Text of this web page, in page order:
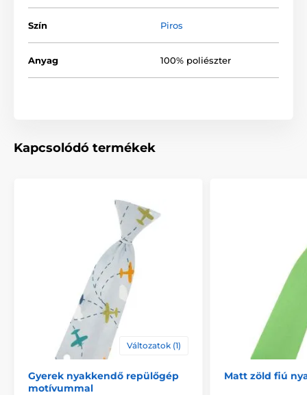
Szín Piros
Anyag 100% poliészter
Kapcsolódó termékek
Változatok (1)
Gyerek nyakkendő repülőgép
motívummal
Matt zöld fiú